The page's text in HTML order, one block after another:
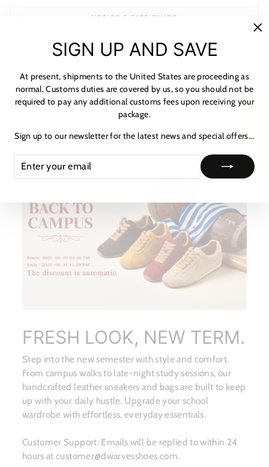
NOTICE & CARE GUIDE
HOW TO TRACK
ASK A QUESTION
FRESH LOOK, NEW TERM.
Step into the new semester with style and comfort.
From campus walks to late-night study sessions, our
handcrafted leather sneakers and bags are built to keep
up with your daily hustle. Upgrade your school
wardrobe with effortless, everyday essentials.
Customer Support: Emails will be replied to within 24
hours at customer@dwarvesshoes.com.
SIGN UP AND SAVE
At present, shipments to the United States are proceeding as
normal. Customs duties are covered by us, so you should not be
required to pay any additional customs fees upon receiving your
package.
Sign up to our newsletter for the latest news and special offers...
YOUR
EMAIL
★ レビュー